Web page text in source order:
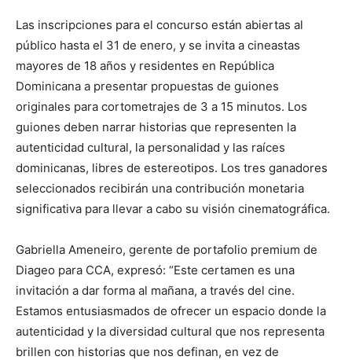
Las inscripciones para el concurso están abiertas al
público hasta el 31 de enero, y se invita a cineastas
mayores de 18 años y residentes en República
Dominicana a presentar propuestas de guiones
originales para cortometrajes de 3 a 15 minutos. Los
guiones deben narrar historias que representen la
autenticidad cultural, la personalidad y las raíces
dominicanas, libres de estereotipos. Los tres ganadores
seleccionados recibirán una contribución monetaria
significativa para llevar a cabo su visión cinematográfica.
Gabriella Ameneiro, gerente de portafolio premium de
Diageo para CCA, expresó: “Este certamen es una
invitación a dar forma al mañana, a través del cine.
Estamos entusiasmados de ofrecer un espacio donde la
autenticidad y la diversidad cultural que nos representa
brillen con historias que nos definan, en vez de